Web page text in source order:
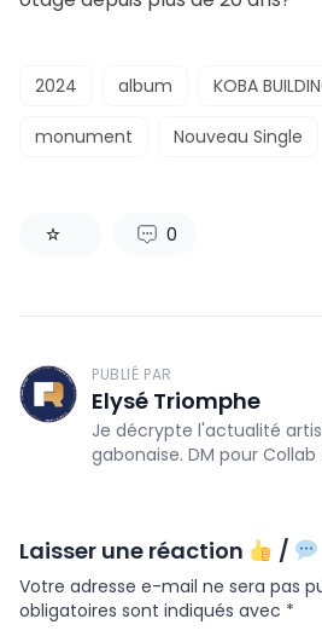
2024 album KOBA
monument Nouveau Single
0
PUBLIÉ PAR
Elysé Triomphe
Je décrypte l'actualité
gabonaise. DM pour Collab
Laisser une réaction /
Votre adresse e-mail ne sera pas
obligatoires sont indiqués avec *